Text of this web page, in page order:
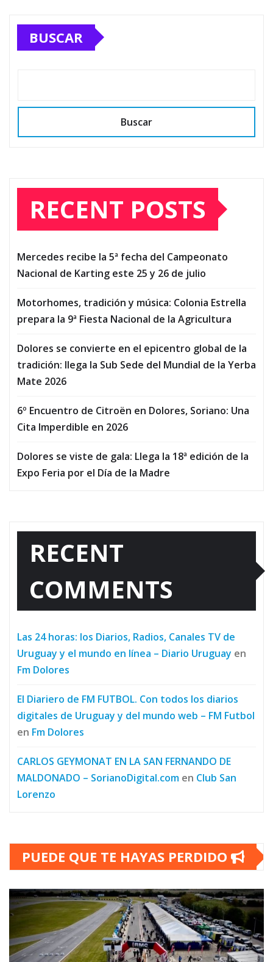
BUSCAR
Buscar
RECENT POSTS
Mercedes recibe la 5ª fecha del Campeonato
Nacional de Karting este 25 y 26 de julio
Motorhomes, tradición y música: Colonia Estrella
prepara la 9ª Fiesta Nacional de la Agricultura
Dolores se convierte en el epicentro global de la
tradición: llega la Sub Sede del Mundial de la Yerba
Mate 2026
6º Encuentro de Citroën en Dolores, Soriano: Una
Cita Imperdible en 2026
Dolores se viste de gala: Llega la 18ª edición de la
Expo Feria por el Día de la Madre
RECENT
COMMENTS
Las 24 horas: los Diarios, Radios, Canales TV de
Uruguay y el mundo en línea – Diario Uruguay en
Fm Dolores
El Diariero de FM FUTBOL. Con todos los diarios
digitales de Uruguay y del mundo web – FM Futbol
en Fm Dolores
CARLOS GEYMONAT EN LA SAN FERNANDO DE
MALDONADO – SorianoDigital.com en Club San
Lorenzo
PUEDE QUE TE HAYAS PERDIDO